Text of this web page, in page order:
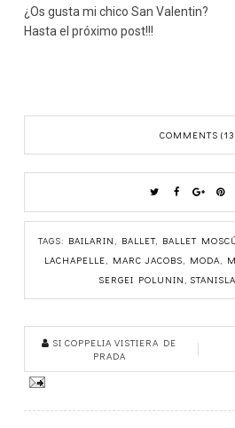
¿Os gusta mi chico San Valentin?
Hasta el próximo post!!!
COMMENTS
TAGS: BAILARIN BALLET, BALLET
LACHAPELLE
MARC JACOBS MODA
SERGEI POLUNIN
SI COPPELIA VISTIERA DE
PRADA